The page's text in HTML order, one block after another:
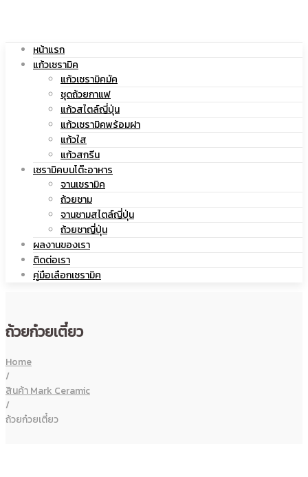
เซรามิค
|
เซรามิค
หน้าแรก
แก้วเซรามิค
แก้วเซรามิคมัค
ชุดถ้วยกาแฟ
แก้วสไตล์ญี่ปุ่น
แก้วเซรามิคพร้อมฝา
แก้วใส
แก้วสกรีน
เซรามิคบนโต๊ะอาหาร
จานเซรามิค
ถ้วยชาม
จานชามสไตล์ญี่ปุ่น
ถ้วยชาญี่ปุ่น
ผลงานของเรา
ติดต่อเรา
คู่มือเลือกเซรามิค
ถ้วยก๋วยเตี๋ยว
Home
/
สินค้า Mark Ceramic
/
ถ้วยก๋วยเตี๋ยว